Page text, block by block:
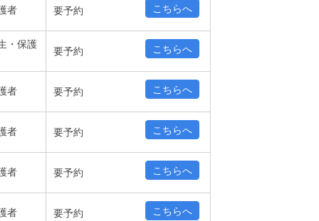
者 要予約 こちらへ
・保護
要予約 こちらへ
者 要予約 こちらへ
者 要予約 こちらへ
者 要予約 こちらへ
者 要予約 こちらへ